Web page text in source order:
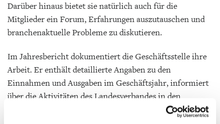
Darüber hinaus bietet sie natürlich auch für die
Mitglieder ein Forum, Erfahrungen auszutauschen und
branchenaktuelle Probleme zu diskutieren.
Im Jahresbericht dokumentiert die Geschäftsstelle ihre
Arbeit. Er enthält detaillierte Angaben zu den
Einnahmen und Ausgaben im Geschäftsjahr, informiert
über die Aktivitäten des Landesverbandes in den
verschiedenen Bereichen (z.B. Aus- und Fortbildung,